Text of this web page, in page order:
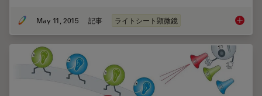
May 11, 2015 記事 ライトシート顕微鏡